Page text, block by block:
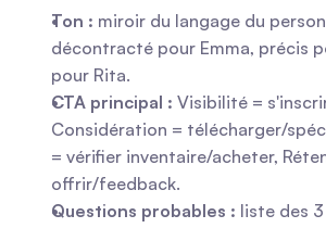
Ton : miroir du langage du
décontracté pour Emma, précis
pour Rita.
CTA principal : Visibilité =
Considération = télécharger/
= vérifier inventaire/acheter,
offrir/feedback.
Questions probables : liste des